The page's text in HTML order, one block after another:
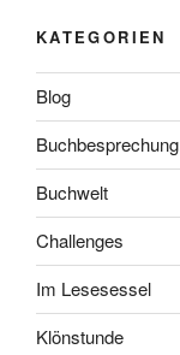
KATEGORIEN
Blog
Buchbesprechung
Buchwelt
Challenges
Im Lesesessel
Klönstunde